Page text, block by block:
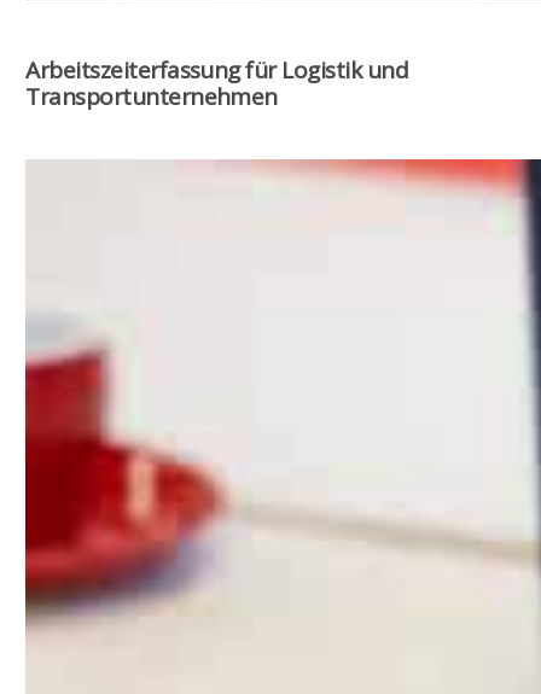
Arbeitszeiterfassung für Logistik und
Transportunternehmen